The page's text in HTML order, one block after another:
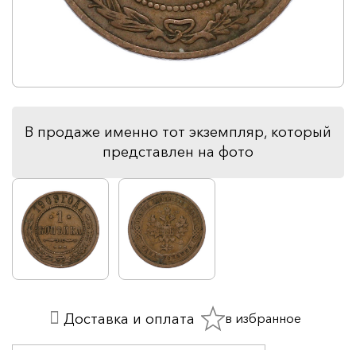
В продаже именно тот экземпляр, который
представлен на фото
Доставка и оплата в избранное